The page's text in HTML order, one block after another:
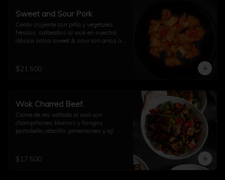
Sweet and Sour Pork
Cerdo crujiente con piña y vegetales
frescos, salteados al wok en nuestra
clásica salsa sweet & sour con arroz a
$21.500
Wok Charred Beef.
Carne de res sellada al wok con
champiñones blancos y hongos
portobello,cebollín, pimentones y ají.
$17.500